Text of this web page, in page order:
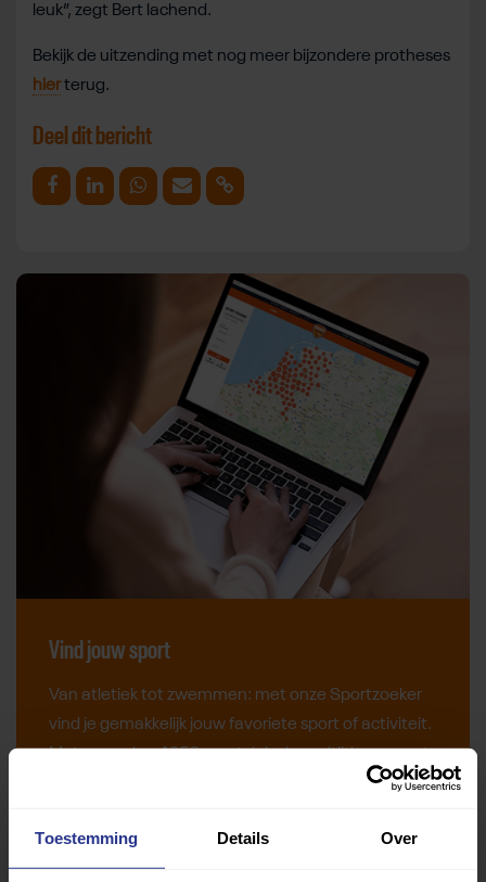
Toestemming Details Over
leuk”, zegt Bert lachend.
Bekijk de uitzending met nog meer bijzondere protheses
hierterug.
Deel dit bericht
Deel op Facebook
Deel op LinkedinDeel op Whatsapp
Mail link Kopieer link
Vind jouw sport
Van atletiek tot zwemmen: met onze Sportzoeker
vind je gemakkelijk jouw favoriete sport of activiteit.
Met meer dan 4250 sportclubs is er altijd een sport
Sport zoeken